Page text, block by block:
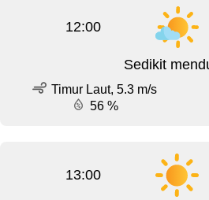
12:00
Sedikit
Timur Laut, 5.3 m/s
56 %
13:00